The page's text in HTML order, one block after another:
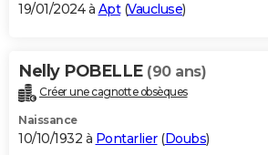
19/01/2024 à Apt(Vaucluse)
Nelly POBELLE (90 ans)
Créer une cagnotte obsèques
Naissance
10/10/1932 à Pontarlier(Doubs)